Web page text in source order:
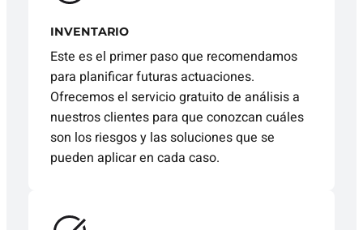
INVENTARIO
Este es el primer paso que recomendamos
para planificar futuras actuaciones.
Ofrecemos el servicio gratuito de análisis a
nuestros clientes para que conozcan cuáles
son los riesgos y las soluciones que se
pueden aplicar en cada caso.